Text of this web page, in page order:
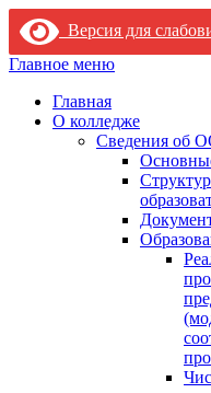
Версия для
Skip
content
Главное меню
Главная
О колледже
Сведения об